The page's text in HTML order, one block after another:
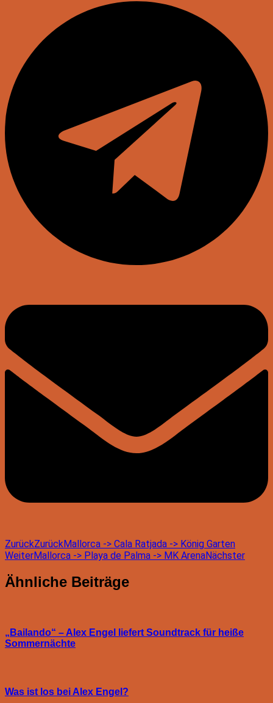
ZurückZurückMallorca -> Cala Ratjada -> König Garten
WeiterMallorca -> Playa de Palma -> MK ArenaNächster
Ähnliche Beiträge
„Bailando“ – Alex Engel liefert Soundtrack für heiße
Sommernächte
Was ist los bei Alex Engel?